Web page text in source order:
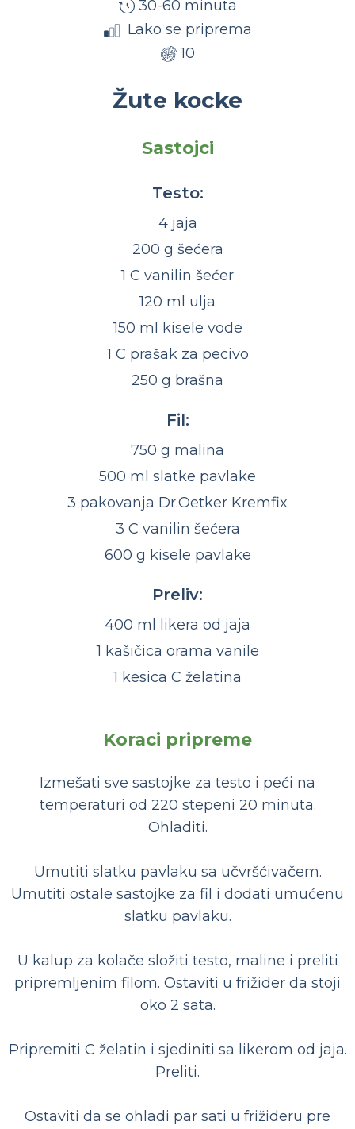
30-60 minuta
Lako se priprema
10
Žute kocke
Sastojci
Testo:
4 jaja
200 g šećera
1 C vanilin šećer
120 ml ulja
150 ml kisele vode
1 C prašak za pecivo
250 g brašna
Fil:
750 g malina
500 ml slatke pavlake
3 pakovanja Dr.Oetker Kremfix
3 C vanilin šećera
600 g kisele pavlake
Preliv:
400 ml likera od jaja
1 kašičica orama vanile
1 kesica C želatina
Koraci pripreme
Izmešati sve sastojke za testo i peći na
temperaturi od 220 stepeni 20 minuta.
Ohladiti.
Umutiti slatku pavlaku sa učvršćivačem.
Umutiti ostale sastojke za fil i dodati umućenu
slatku pavlaku.
U kalup za kolače složiti testo, maline i preliti
pripremljenim filom. Ostaviti u frižider da stoji
oko 2 sata.
Pripremiti C želatin i sjediniti sa likerom od jaja.
Preliti.
Ostaviti da se ohladi par sati u frižideru pre